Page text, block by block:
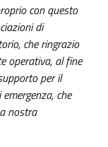
con questo
di
che ringrazio
operativa, al fine
per il
che
nostra